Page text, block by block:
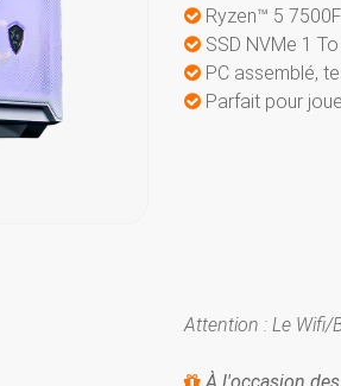
Ryzen™ 5
SSD NVMe 1
PC assemblé,
Parfait pour
Attention : Le Wifi/